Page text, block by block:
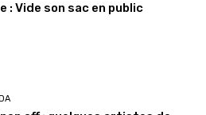
: Vide son sac en public